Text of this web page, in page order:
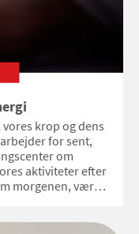
krop og dens
for sent,
om
aktiviteter efter
morgenen, være